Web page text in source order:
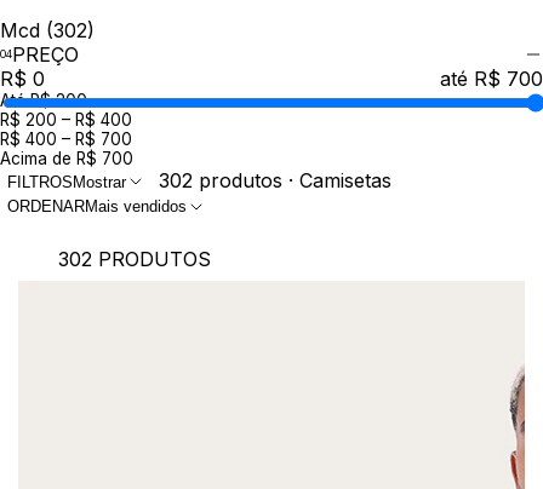
Mcd (302)
PREÇO
R$ 0
até R$ 700
Até R$ 200
R$ 200 – R$ 400
R$ 400 – R$ 700
Acima de R$ 700
FILTROS Mostrar 302 produtos · Camisetas
ORDENARMais vendidos
302 PRODUTOS